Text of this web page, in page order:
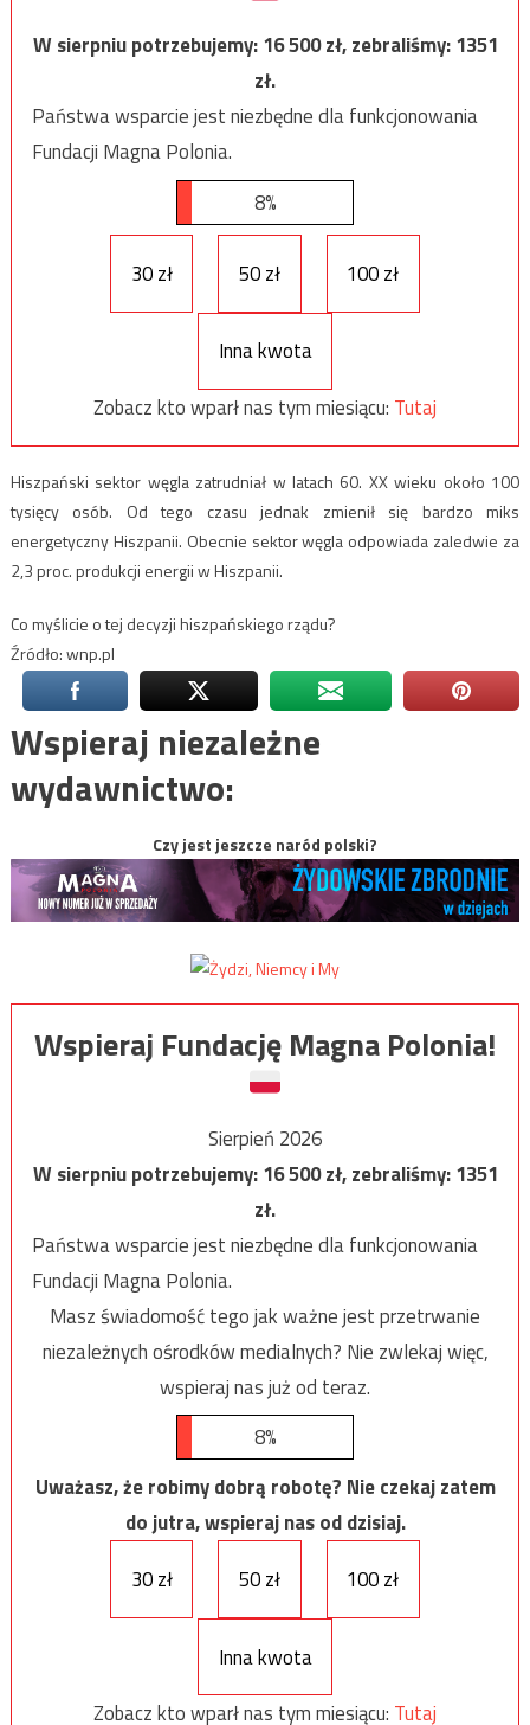
W sierpniu potrzebujemy:16 500zł, zebraliśmy:1351
zł.
Państwa wsparcie jest niezbędne dla funkcjonowania
Fundacji Magna Polonia.
8%
30 zł 50 zł 100 zł
Inna kwota
Zobacz kto wparł nas tym miesiącu: Tutaj
Hiszpański sektor węgla zatrudniał w latach 60. XX wieku około 100
tysięcy osób. Od tego czasu jednak zmienił się bardzo miks
energetyczny Hiszpanii. Obecnie sektor węgla odpowiada zaledwie za
2,3 proc. produkcji energii w Hiszpanii.
Co myślicie o tej decyzji hiszpańskiego rządu?
Źródło: wnp.pl
Wspieraj niezależne
wydawnictwo:
Czy jest jeszcze naród polski?
Wspieraj Fundację Magna Polonia!
Sierpień 2026
W sierpniu potrzebujemy:16 500zł, zebraliśmy:1351
zł.
Państwa wsparcie jest niezbędne dla funkcjonowania
Fundacji Magna Polonia.
Masz świadomość tego jak ważne jest przetrwanie
niezależnych ośrodków medialnych? Nie zwlekaj więc,
wspieraj nas już od teraz.
8%
Uważasz, że robimy dobrą robotę? Nie czekaj zatem
do jutra, wspieraj nas od dzisiaj.
30 zł
50 zł 100 zł
Inna kwota
Zobacz kto wparł nas tym miesiącu: Tutaj